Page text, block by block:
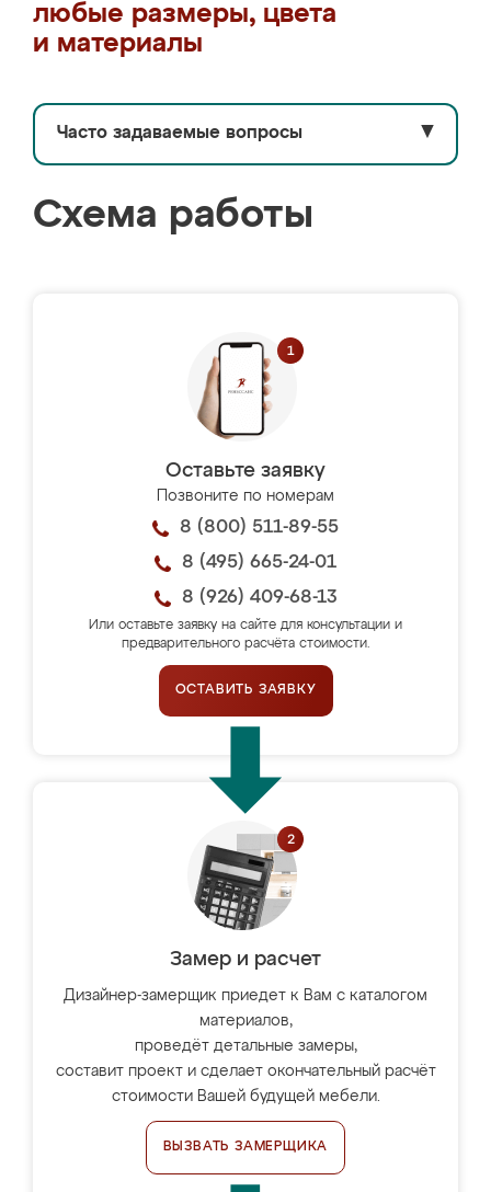
любые размеры, цвета
и материалы
Часто задаваемые вопросы ▼
Схема работы
Оставьте заявку
Позвоните по номерам
8 (800) 511-89-55
8 (495) 665-24-01
8 (926) 409-68-13
Или оставьте заявку на сайте для консультации и
предварительного расчёта стоимости.
ОСТАВИТЬ ЗАЯВКУ
Замер и расчет
Дизайнер-замерщик приедет к Вам с каталогом
материалов,
проведёт детальные замеры,
составит проект и сделает окончательный расчёт
стоимости Вашей будущей мебели.
ВЫЗВАТЬ ЗАМЕРЩИКА